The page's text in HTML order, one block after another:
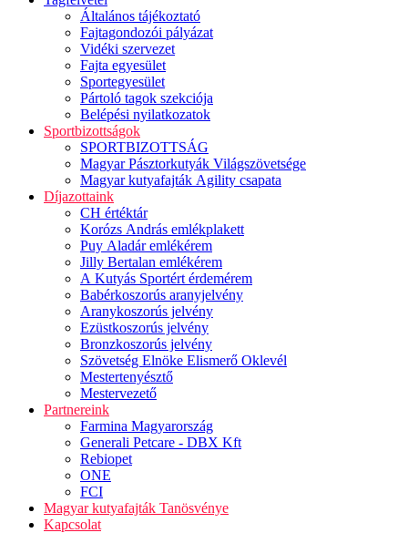
Általános tájékoztató
Fajtagondozói pályázat
Vidéki szervezet
Fajta egyesület
Sportegyesület
Pártoló tagok szekciója
Belépési nyilatkozatok
Sportbizottságok
SPORTBIZOTTSÁG
Magyar Pásztorkutyák Világszövetsége
Magyar kutyafajták Agility csapata
Díjazottaink
CH értéktár
Korózs András emlékplakett
Puy Aladár emlékérem
Jilly Bertalan emlékérem
A Kutyás Sportért érdemérem
Babérkoszorús aranyjelvény
Aranykoszorús jelvény
Ezüstkoszorús jelvény
Bronzkoszorús jelvény
Szövetség Elnöke Elismerő Oklevél
Mestertenyésztő
Mestervezető
Partnereink
Farmina Magyarország
Generali Petcare - DBX Kft
Rebiopet
ONE
FCI
Magyar kutyafajták Tanösvénye
Kapcsolat